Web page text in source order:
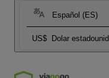
Español (ES)
US$ Dolar